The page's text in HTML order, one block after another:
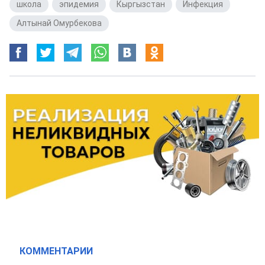
школа
эпидемия Кыргызстан Инфекция
Алтынай Омурбекова
КОММЕНТАРИИ